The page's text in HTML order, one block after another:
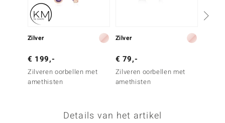
Collection
Zilver
€ 199,-
Zilveren oorbellen met
amethisten
Zilver
€ 79,-
Zilveren oorbellen met
amethisten
Details van het artikel